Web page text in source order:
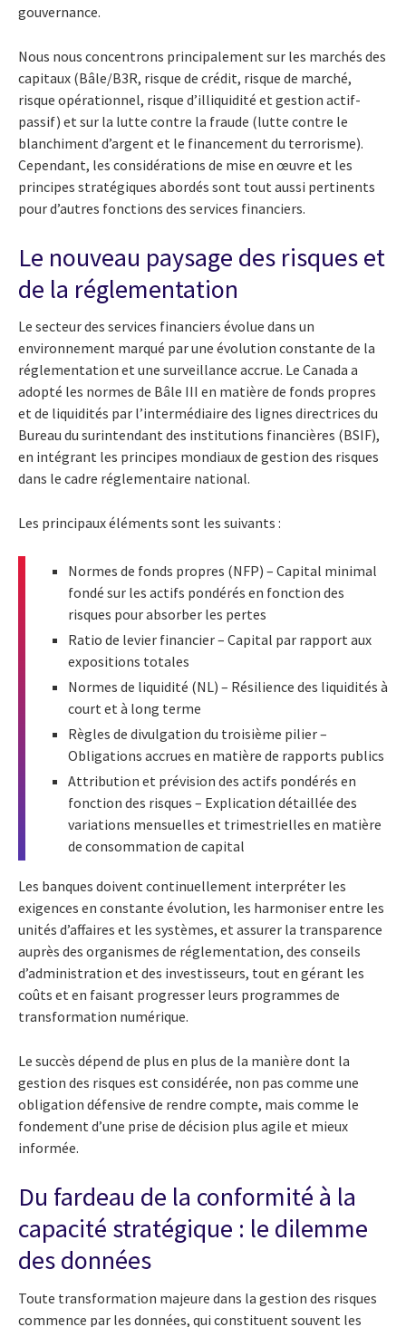
gouvernance.
Nous nous concentrons principalement sur les marchés des
capitaux (Bâle/B3R, risque de crédit, risque de marché,
risque opérationnel, risque d’illiquidité et gestion actif-
passif) et sur la lutte contre la fraude (lutte contre le
blanchiment d’argent et le financement du terrorisme).
Cependant, les considérations de mise en œuvre et les
principes stratégiques abordés sont tout aussi pertinents
pour d’autres fonctions des services financiers.
Le nouveau paysage des risques et
de la réglementation
Le secteur des services financiers évolue dans un
environnement marqué par une évolution constante de la
réglementation et une surveillance accrue. Le Canada a
adopté les normes de Bâle III en matière de fonds propres
et de liquidités par l’intermédiaire des lignes directrices du
Bureau du surintendant des institutions financières (BSIF),
en intégrant les principes mondiaux de gestion des risques
dans le cadre réglementaire national.
Les principaux éléments sont les suivants :
Normes de fonds propres (NFP) – Capital minimal
fondé sur les actifs pondérés en fonction des
risques pour absorber les pertes
Ratio de levier financier – Capital par rapport aux
expositions totales
Normes de liquidité (NL) – Résilience des liquidités à
court et à long terme
Règles de divulgation du troisième pilier –
Obligations accrues en matière de rapports publics
Attribution et prévision des actifs pondérés en
fonction des risques – Explication détaillée des
variations mensuelles et trimestrielles en matière
de consommation de capital
Les banques doivent continuellement interpréter les
exigences en constante évolution, les harmoniser entre les
unités d’affaires et les systèmes, et assurer la transparence
auprès des organismes de réglementation, des conseils
d’administration et des investisseurs, tout en gérant les
coûts et en faisant progresser leurs programmes de
transformation numérique.
Le succès dépend de plus en plus de la manière dont la
gestion des risques est considérée, non pas comme une
obligation défensive de rendre compte, mais comme le
fondement d’une prise de décision plus agile et mieux
informée.
Du fardeau de la conformité à la
capacité stratégique : le dilemme
des données
Toute transformation majeure dans la gestion des risques
commence par les données, qui constituent souvent les